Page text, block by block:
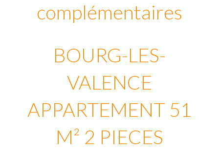
complémentaires
BOURG-LES-
VALENCE
APPARTEMENT 51
M² 2 PIECES